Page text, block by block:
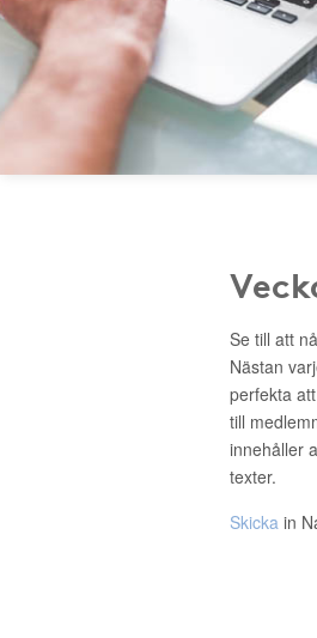
Se till att
Nästan
perfekta
till
innehåller
texter.
Skicka in